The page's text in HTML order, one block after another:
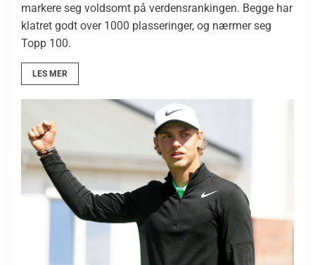
markere seg voldsomt på verdensrankingen. Begge har
klatret godt over 1000 plasseringer, og nærmer seg
Topp 100.
LES MER